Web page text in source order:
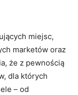
miejsc,
marketów oraz
że z pewnością
dla których
– od